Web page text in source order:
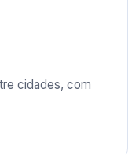
cidades, com